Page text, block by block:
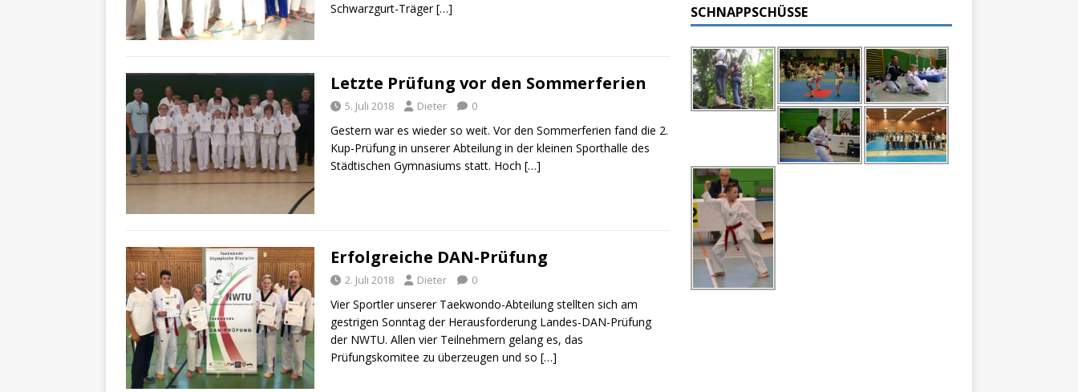
Schwarzgurt-Träger[…]
Letzte Prüfung vor den Sommerferien
5. Juli 2018 Dieter 0
Gestern war es wieder so weit. Vor den Sommerferien fand die 2.
Kup-Prüfung in unserer Abteilung in der kleinen Sporthalle des
Städtischen Gymnasiums statt. Hoch […]
Erfolgreiche DAN-Prüfung
2. Juli 2018 Dieter 0
Vier Sportler unserer Taekwondo-Abteilung stellten sich am
gestrigen Sonntag der Herausforderung Landes-DAN-Prüfung
der NWTU. Allen vier Teilnehmern gelang es, das
Prüfungskomitee zu überzeugen und so […]
w
e
s
SCHNAPPSCHÜSSE